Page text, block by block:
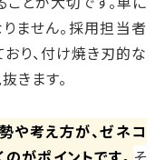
ません。採用担当者
り、付け焼き刃的な
きます。
や考え方が、ゼネコ